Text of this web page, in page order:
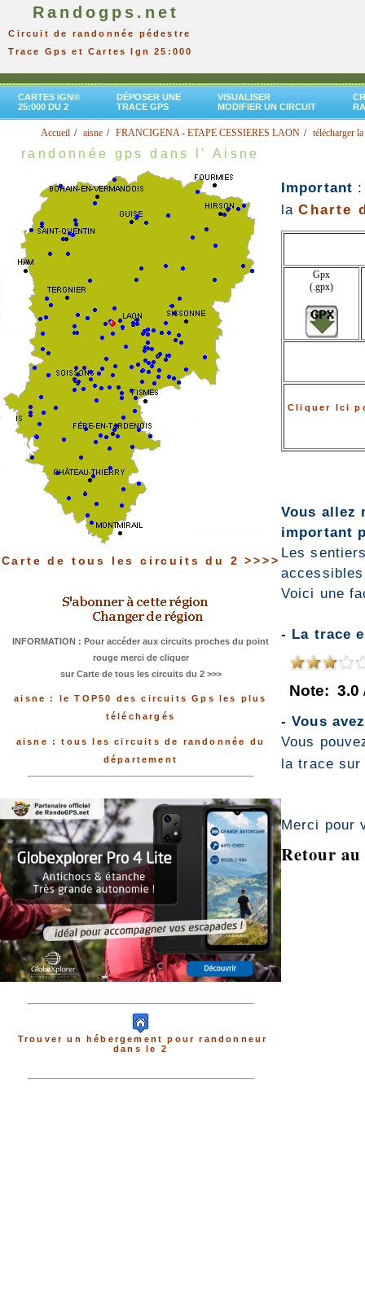
Randogps.net
Circuit de randonnée pédestre
Trace Gps et Cartes Ign 25:000
CARTES IGN®
25:000 DU 2
DÉPOSER UNE
TRACE GPS
VISUALISER
MODIFIER UN CIRCUIT
Accueil aisne FRANCIGENA - ETAPE CESSIERES LAON télécharger
randonnée gps dans l' Aisne
Carte de tous les circuits du 2 >>>>
INFORMATION : Pour accéder aux circuits proches du point
rouge merci de cliquer
sur Carte de tous les circuits du 2 >>>
aisne : le TOP50 des circuits Gps les plus
téléchargés
aisne : tous les circuits de randonnée du
département
Trouver un hébergement pour randonneur
dans le 2
Important
laCharte
Gpx
(.gpx)
Cliquer Ici
Vous allez
important
Les
Voici une
- La trace
Note: 3.0
- Vous
Vous
la trace
Merci pour
Retour